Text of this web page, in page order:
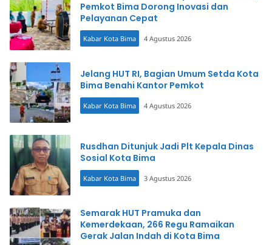
Pemkot Bima Dorong Inovasi dan
Pelayanan Cepat
Kabar Kota Bima 4 Agustus 2026
Jelang HUT RI, Bagian Umum Setda Kota
Bima Benahi Kantor Pemkot
Kabar Kota Bima 4 Agustus 2026
Rusdhan Ditunjuk Jadi Plt Kepala Dinas
Sosial Kota Bima
Kabar Kota Bima 3 Agustus 2026
Semarak HUT Pramuka dan
Kemerdekaan, 266 Regu Ramaikan
Gerak Jalan Indah di Kota Bima